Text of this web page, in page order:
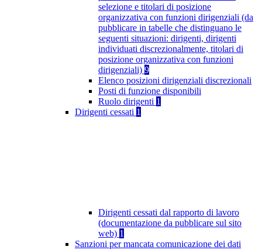
selezione e titolari di posizione
organizzativa con funzioni dirigenziali (da
pubblicare in tabelle che distinguano le
seguenti situazioni: dirigenti, dirigenti
individuati discrezionalmente, titolari di
posizione organizzativa con funzioni
dirigenziali) 9
Elenco posizioni dirigenziali discrezionali
Posti di funzione disponibili
Ruolo dirigenti 1
Dirigenti cessati 1
Dirigenti cessati dal rapporto di lavoro
(documentazione da pubblicare sul sito
web) 1
Sanzioni per mancata comunicazione dei dati